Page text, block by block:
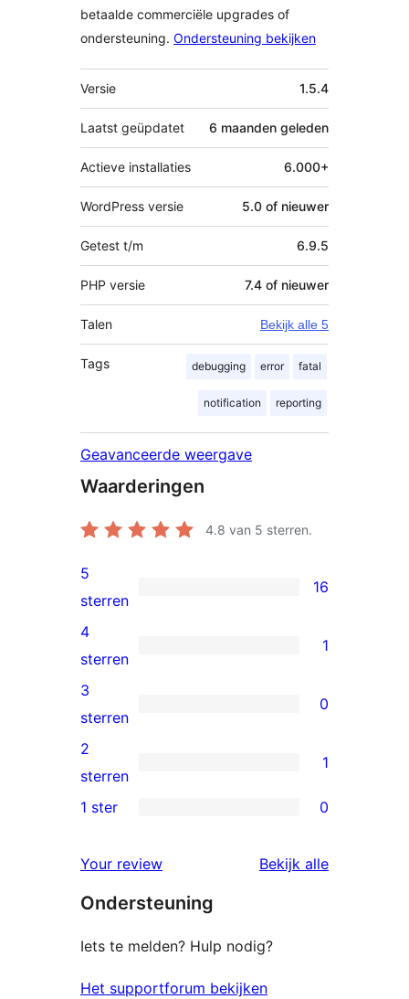
betaalde commerciële upgrades of
ondersteuning. Ondersteuning bekijken
Meta
Versie 1.5.4
Laatst geüpdatet 6 maanden geleden
Actieve installaties 6.000+
WordPress versie 5.0 of nieuwer
Getest t/m 6.9.5
PHP versie 7.4 of nieuwer
Talen Bekijk alle 5
Tags debugging error fatal
notification reporting
Geavanceerde weergave
Waarderingen
4.8 van 5 sterren.
16
5
sterren
beoordelingen
5
sterren
16
1
4
ster
beoordeling
4
sterren
1
0
3
sterren
beoordelingen
3
sterren
0
1
2
beoordeling
2
sterren
1
sterren
beoordelingen
1 ster 0
Your review Bekijk alle
Ondersteuning
Iets te melden? Hulp nodig?
Het supportforum bekijken